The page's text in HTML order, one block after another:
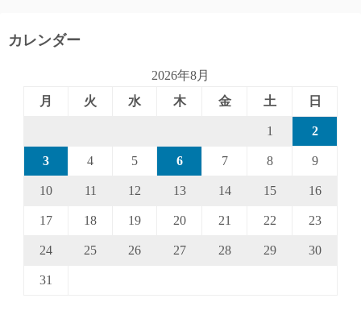
カレンダー
2026年8月
月
火 水 木 金 土 日
1 2
3 4 5 6 7 8 9
10 11 12 13 14 15 16
17 18 19 20 21 22 23
24 25 26 27 28 29 30
31